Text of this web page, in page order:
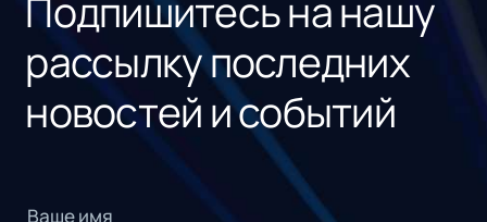
Подпишитесь на нашу
рассылку последних
новостей и событий